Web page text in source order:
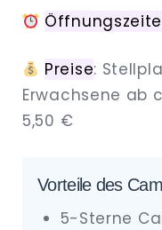
Preise:
Erwachsene ab
5,50 €
Vorteile des
5-Sterne